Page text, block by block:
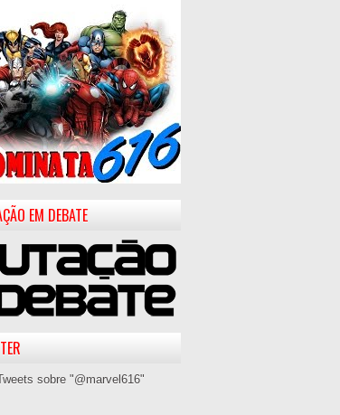
EM DEBATE
sobre "@marvel616"